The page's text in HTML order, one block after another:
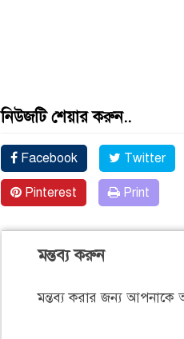
নিউজটি শেয়ার করুন..
Facebook Twitter
Pinterest Print
মন্তব্য করুন
মন্তব্য করার জন্য